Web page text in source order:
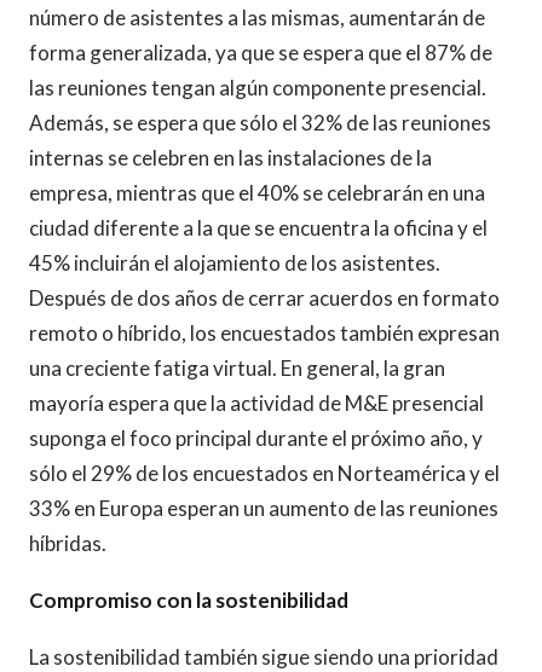
número de asistentes a las mismas, aumentarán de
forma generalizada, ya que se espera que el 87% de
las reuniones tengan algún componente presencial.
Además, se espera que sólo el 32% de las reuniones
internas se celebren en las instalaciones de la
empresa, mientras que el 40% se celebrarán en una
ciudad diferente a la que se encuentra la oficina y el
45% incluirán el alojamiento de los asistentes.
Después de dos años de cerrar acuerdos en formato
remoto o híbrido, los encuestados también expresan
una creciente fatiga virtual. En general, la gran
mayoría espera que la actividad de M&E presencial
suponga el foco principal durante el próximo año, y
sólo el 29% de los encuestados en Norteamérica y el
33% en Europa esperan un aumento de las reuniones
híbridas.
Compromiso con la sostenibilidad
La sostenibilidad también sigue siendo una prioridad